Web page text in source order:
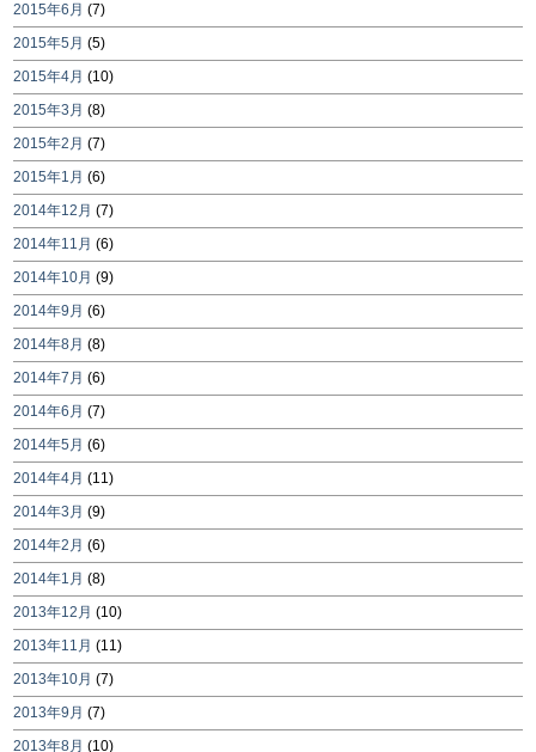
2015年6月 (7)
2015年5月 (5)
2015年4月 (10)
2015年3月 (8)
2015年2月 (7)
2015年1月 (6)
2014年12月 (7)
2014年11月 (6)
2014年10月 (9)
2014年9月 (6)
2014年8月 (8)
2014年7月 (6)
2014年6月 (7)
2014年5月 (6)
2014年4月 (11)
2014年3月 (9)
2014年2月 (6)
2014年1月 (8)
2013年12月 (10)
2013年11月 (11)
2013年10月 (7)
2013年9月 (7)
2013年8月 (10)